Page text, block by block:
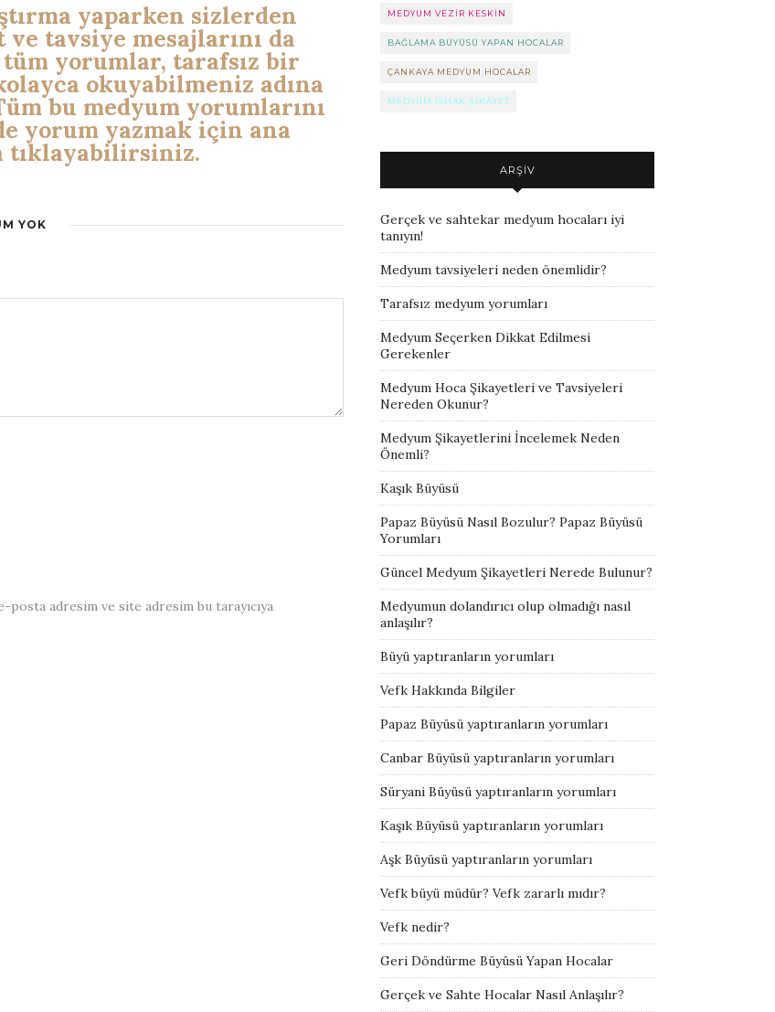
yaparken sizlerden
tavsiye mesajlarını da
yorumlar, tarafsız bir
okuyabilmeniz adına
bu medyum yorumlarını
yorum yazmak için ana
tıklayabilirsiniz.
YOK
posta adresim ve site adresim bu tarayıcıya
MEDYUM VEZIR KESKIN
BAĞLAMA BÜYÜSÜ YAPAN HOCALAR
ÇANKAYA MEDYUM HOCALAR
MEDYUM ISHAK ŞIKAYET
ARŞIV
Gerçek ve sahtekar medyum hocaları iyi
tanıyın!
Medyum tavsiyeleri neden önemlidir?
Tarafsız medyum yorumları
Medyum Seçerken Dikkat Edilmesi
Gerekenler
Medyum Hoca Şikayetleri ve Tavsiyeleri
Nereden Okunur?
Medyum Şikayetlerini İncelemek Neden
Önemli?
Kaşık Büyüsü
Papaz Büyüsü Nasıl Bozulur? Papaz Büyüsü
Yorumları
Güncel Medyum Şikayetleri Nerede Bulunur?
Medyumun dolandırıcı olup olmadığı nasıl
anlaşılır?
Büyü yaptıranların yorumları
Vefk Hakkında Bilgiler
Papaz Büyüsü yaptıranların yorumları
Canbar Büyüsü yaptıranların yorumları
Süryani Büyüsü yaptıranların yorumları
Kaşık Büyüsü yaptıranların yorumları
Aşk Büyüsü yaptıranların yorumları
Vefk büyü müdür? Vefk zararlı mıdır?
Vefk nedir?
Geri Döndürme Büyüsü Yapan Hocalar
Gerçek ve Sahte Hocalar Nasıl Anlaşılır?